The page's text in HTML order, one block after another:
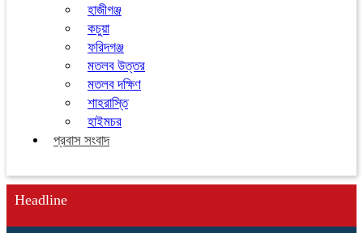
হাজীগঞ্জ
কচুয়া
ফরিদগঞ্জ
মতলব উত্তর
মতলব দক্ষিণ
শাহরাস্তি
হাইমচর
প্রবাস সংবাদ
Headline